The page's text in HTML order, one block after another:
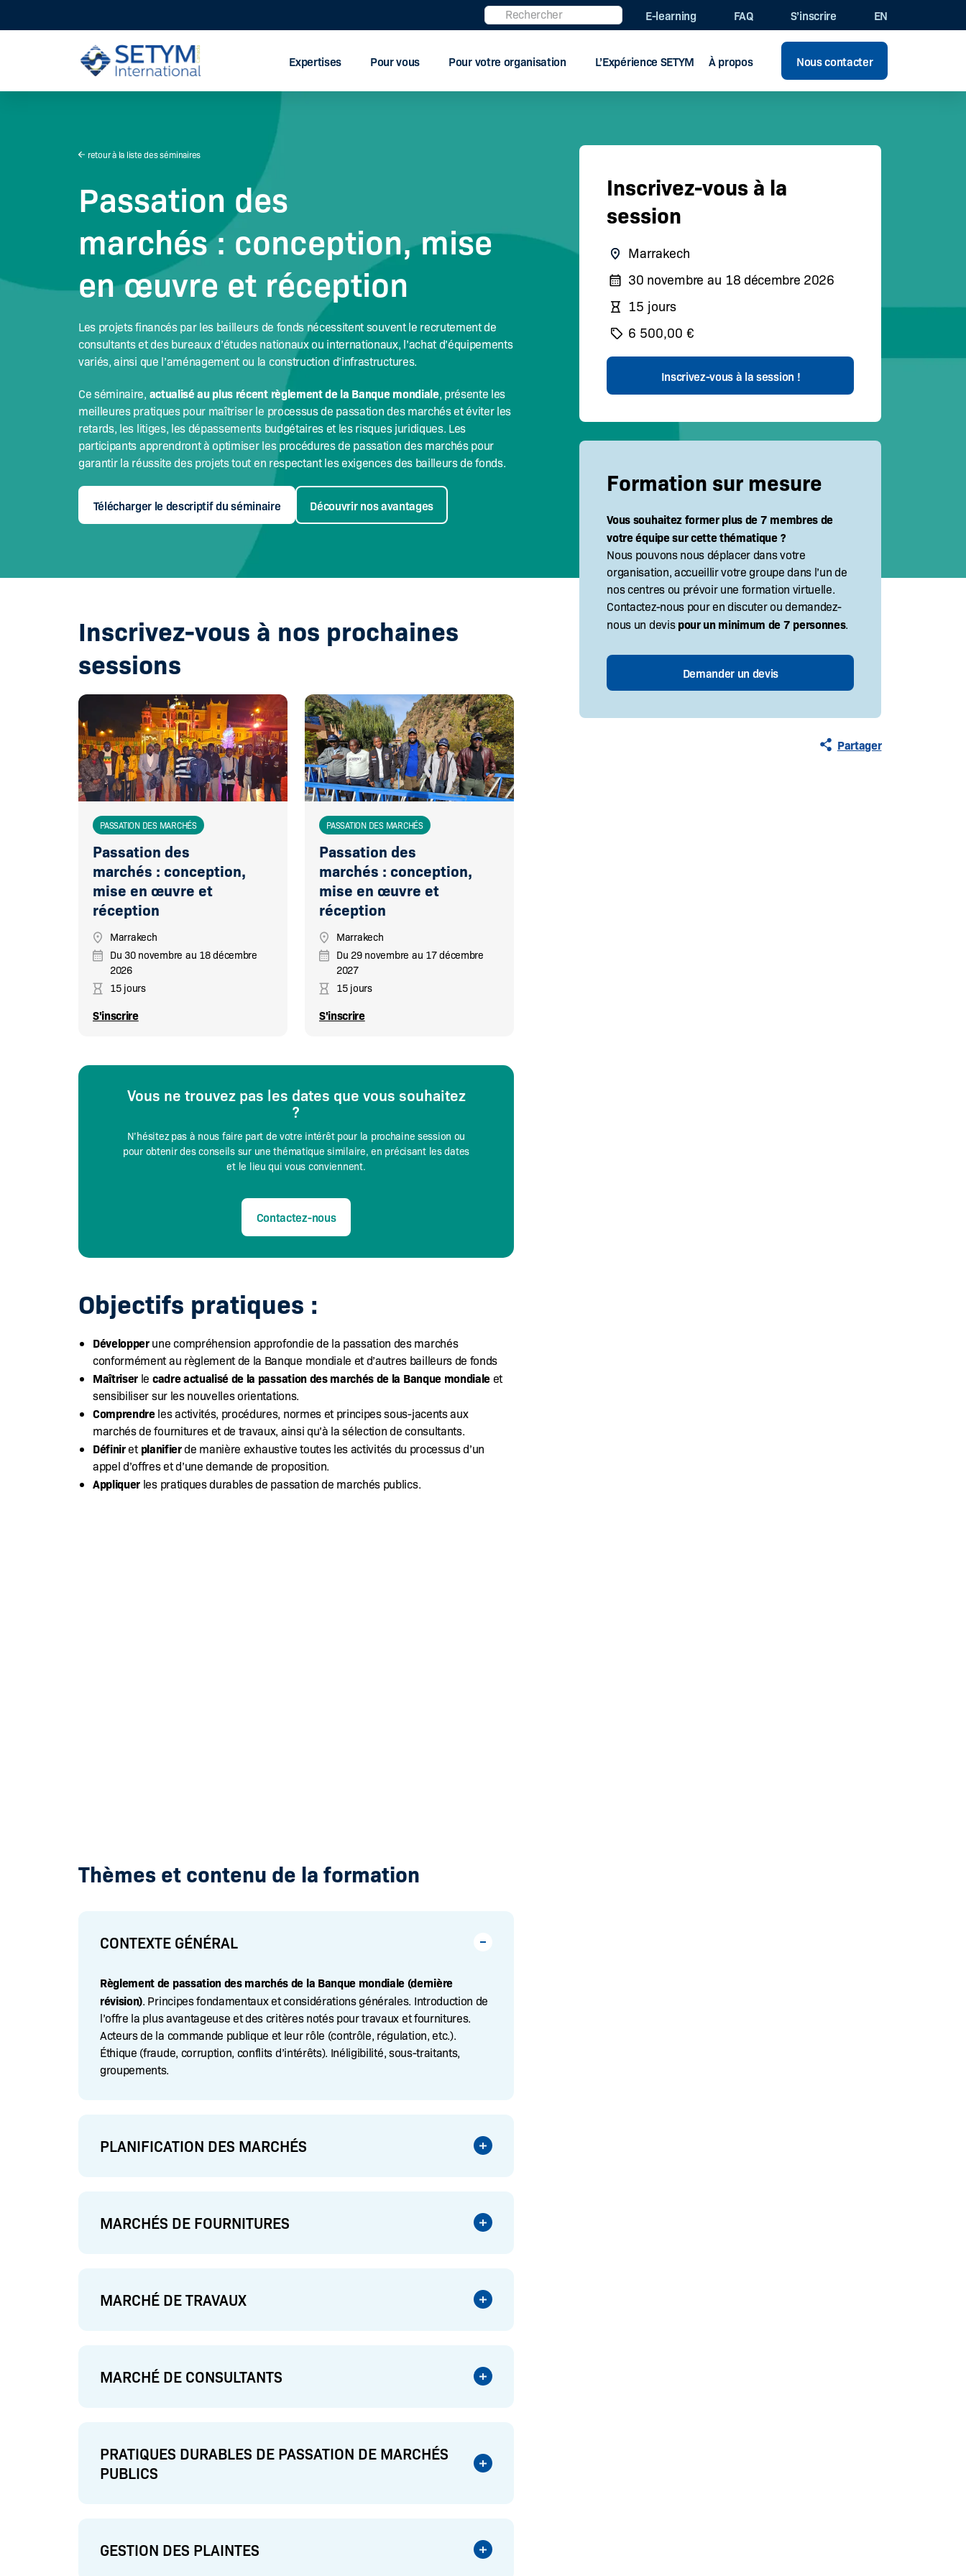
Rechercher E-learning FAQ S’inscrire EN
Expertises Pour vous Pour votre organisation L’Expérience SETYM À propos Nous contacter
retour à la liste des séminaires
Passation des
marchés : conception, mise
en œuvre et réception
Les projets financés par les bailleurs de fonds nécessitent souvent le recrutement de
consultants et des bureaux d’études nationaux ou internationaux, l’achat d’équipements
variés, ainsi que l’aménagement ou la construction d’infrastructures.
Ce séminaire, actualisé au plus récent règlement de la Banque mondiale, présente les
meilleures pratiques pour maîtriser le processus de passation des marchés et éviter les
retards, les litiges, les dépassements budgétaires et les risques juridiques. Les
participants apprendront à optimiser les procédures de passation des marchés pour
garantir la réussite des projets tout en respectant les exigences des bailleurs de fonds.
Télécharger le descriptif du séminaire Découvrir nos avantages
Inscrivez-vous à la
session
Marrakech
30 novembre au 18 décembre 2026
15 jours
6 500,00 €
Formation sur mesure
Vous souhaitez former plus de 7 membres de
votre équipe sur cette thématique ?
Nous pouvons nous déplacer dans votre
organisation, accueillir votre groupe dans l’un de
nos centres ou prévoir une formation virtuelle.
Contactez-nous pour en discuter ou demandez-
nous un devispour un minimum de 7 personnes.
Partager
Inscrivez-vous à nos prochaines
sessions
PASSATION DES MARCHÉS
Passation des
marchés : conception,
mise en œuvre et
réception
Marrakech
Du 30 novembre au 18 décembre
2026
15 jours
S'inscrire
PASSATION DES MARCHÉS
Passation des
marchés : conception,
mise en œuvre et
réception
Marrakech
Du 29 novembre au 17 décembre
2027
15 jours
S'inscrire
Vous ne trouvez pas les dates que vous souhaitez
?
N’hésitez pas à nous faire part de votre intérêt pour la prochaine session ou
pour obtenir des conseils sur une thématique similaire, en précisant les dates
et le lieu qui vous conviennent.
Contactez-nous
Objectifs pratiques :
Développerune compréhension approfondie de la passation des marchés
conformément au règlement de la Banque mondiale et d’autres bailleurs de fonds
Maîtriser le cadre actualisé de la passation des marchés de la Banque mondiale et
sensibiliser sur les nouvelles orientations.
Comprendreles activités, procédures, normes et principes sous-jacents aux
marchés de fournitures et de travaux, ainsi qu’à la sélection de consultants.
Définiretplanifierde manière exhaustive toutes les activités du processus d’un
appel d’offres et d’une demande de proposition.
Appliquer les pratiques durables de passation de marchés publics.
Thèmes et contenu de la formation
CONTEXTE GÉNÉRAL
Règlement de passation des marchés de la Banque mondiale (dernière
révision). Principes fondamentaux et considérations générales. Introduction de
l’offre la plus avantageuse et des critères notés pour travaux et fournitures.
Acteurs de la commande publique et leur rôle (contrôle, régulation, etc.).
Éthique (fraude, corruption, conflits d’intérêts). Inéligibilité, sous-traitants,
groupements.
PLANIFICATION DES MARCHÉS
MARCHÉS DE FOURNITURES
MARCHÉ DE TRAVAUX
MARCHÉ DE CONSULTANTS
PRATIQUES DURABLES DE PASSATION DE MARCHÉS
PUBLICS
GESTION DES PLAINTES